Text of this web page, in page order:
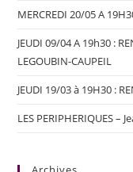
MERCREDI 20/05 A
JEUDI 09/04 A 19h30 :
LEGOUBIN-CAUPEIL
JEUDI 19/03 à 19H30 :
LES PERIPHERIQUES –